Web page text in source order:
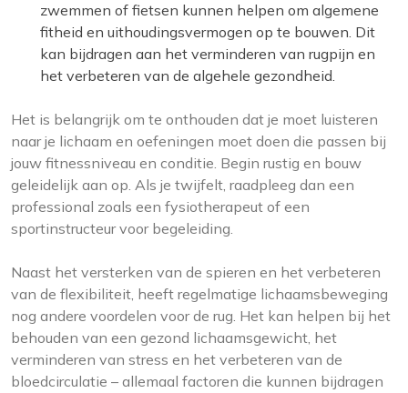
zwemmen of fietsen kunnen helpen om algemene
fitheid en uithoudingsvermogen op te bouwen. Dit
kan bijdragen aan het verminderen van rugpijn en
het verbeteren van de algehele gezondheid.
Het is belangrijk om te onthouden dat je moet luisteren
naar je lichaam en oefeningen moet doen die passen bij
jouw fitnessniveau en conditie. Begin rustig en bouw
geleidelijk aan op. Als je twijfelt, raadpleeg dan een
professional zoals een fysiotherapeut of een
sportinstructeur voor begeleiding.
Naast het versterken van de spieren en het verbeteren
van de flexibiliteit, heeft regelmatige lichaamsbeweging
nog andere voordelen voor de rug. Het kan helpen bij het
behouden van een gezond lichaamsgewicht, het
verminderen van stress en het verbeteren van de
bloedcirculatie – allemaal factoren die kunnen bijdragen